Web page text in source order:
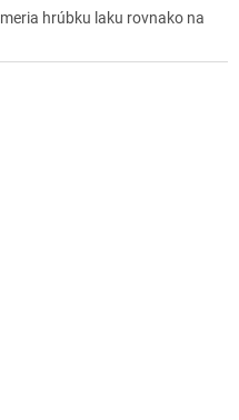
hrúbku laku rovnako na